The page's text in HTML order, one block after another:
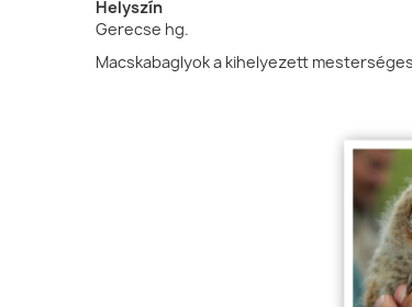
Helyszín
Gerecse hg.
Macskabaglyok a kihelyezett